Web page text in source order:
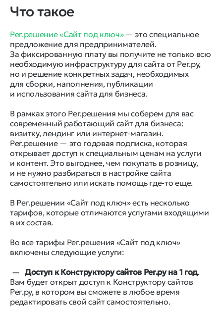
Что такое
Рег.решение «Сайт под ключ»— это специальное
предложение для предпринимателей.
За фиксированную плату вы получите не только всю
необходимую инфраструктуру для сайта от Рег.ру,
но и решение конкретных задач, необходимых
для сборки, наполнения, публикации
и использования сайта для бизнеса.
В рамках этого Рег.решения мы соберем для вас
современный работающий сайт для бизнеса:
визитку, лендинг или интернет-магазин.
Рег.решение — это годовая подписка, которая
открывает доступ к специальным ценам на услуги
и контент. Это выгоднее, чем покупать в розницу,
и не нужно разбираться в настройке сайта
самостоятельно или искать помощь где-то еще.
В Рег.решении «Сайт под ключ» есть несколько
тарифов, которые отличаются услугами входящими
в их состав.
Во все тарифы Рег.решения «Сайт под ключ»
включены следующие услуги:
Доступ к Конструктору сайтов Рег.ру на 1 год.
Вам будет открыт доступ к Конструктору сайтов
Рег.ру, в котором вы сможете в любое время
редактировать свой сайт самостоятельно.